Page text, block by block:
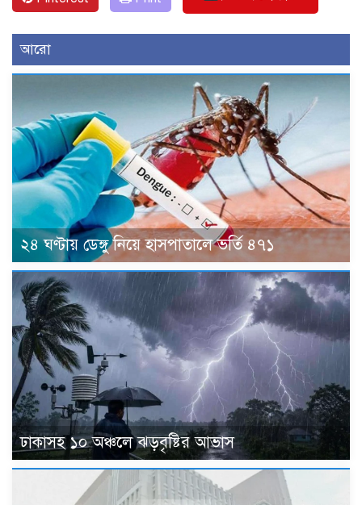
আরো
২৪ ঘণ্টায় ডেঙ্গু নিয়ে হাসপাতালে ভর্তি ৪৭১
ঢাকাসহ ১০ অঞ্চলে ঝড়বৃষ্টির আভাস